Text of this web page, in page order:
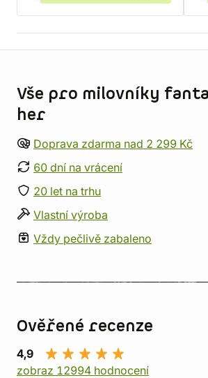
Vše pro milovníky
her
Doprava zdarma nad 2 299 Kč
60 dní na vrácení
20 let na trhu
Vlastní výroba
Vždy pečlivě zabaleno
Ověřené recenze
4,9
zobraz 12994 hodnocení